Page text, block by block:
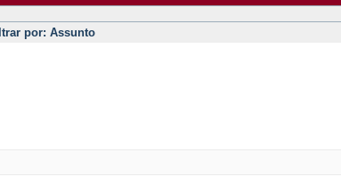
por: Assunto